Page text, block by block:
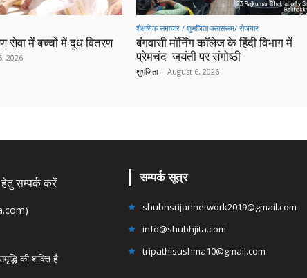
सेवा में बच्चों में दूध वितरण
2026
शैक्षणिक समाचार / शुभजिता क्सासरूम/ रोजगार
बंगवासी मॉर्निंग कॉलेज के हिंदी विभाग में
प्रेमचंद जयंती पर संगोष्ठी
शुभजिता - August 6, 2026
हेतु सम्पर्क करें
की शक्ति है
सम्पर्क सूत्र
shubhsrijannetwork2019@gmail.com
info@shubhjita.com
tripathisushma10@gmail.com